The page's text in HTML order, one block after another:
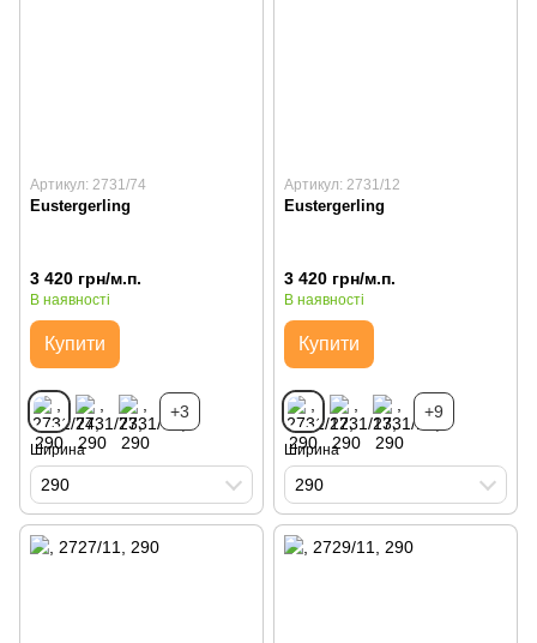
Артикул: 2731/74
Eustergerling
3 420 грн/м.п.
В наявності
Купити
+3
Ширина
290
Артикул: 2731/12
Eustergerling
3 420 грн/м.п.
В наявності
Купити
+9
Ширина
290